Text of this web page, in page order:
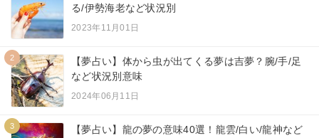
る/伊勢海老など状況別
2023年11月01日
2
【夢占い】体から虫が出てくる夢は吉夢？腕/手/足
など状況別意味
2024年06月11日
3
【夢占い】龍の夢の意味40選！龍雲/白い/龍神など